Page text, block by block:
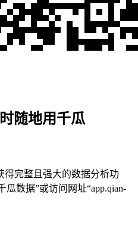
随地用千瓜
得完整且强大的数据分析功
瓜数据”或访问网址“app.qian-